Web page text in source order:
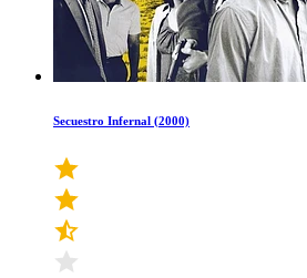
Secuestro Infernal (2000)